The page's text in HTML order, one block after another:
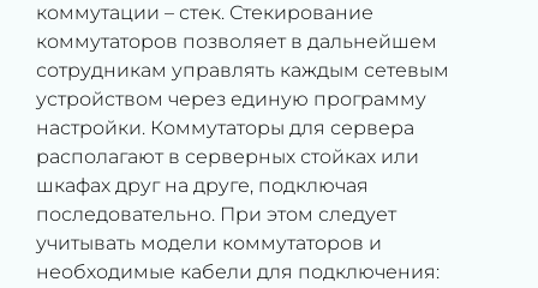
коммутации – стек. Стекирование
коммутаторов позволяет в дальнейшем
сотрудникам управлять каждым сетевым
устройством через единую программу
настройки. Коммутаторы для сервера
располагают в серверных стойках или
шкафах друг на друге, подключая
последовательно. При этом следует
учитывать модели коммутаторов и
необходимые кабели для подключения: